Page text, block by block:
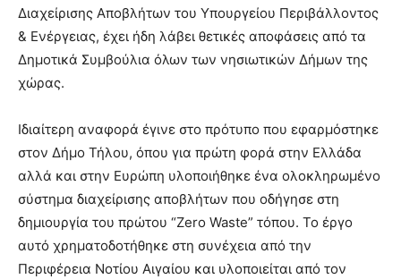
Διαχείρισης Αποβλήτων του Υπουργείου Περιβάλλοντος
& Ενέργειας, έχει ήδη λάβει θετικές αποφάσεις από τα
Δημοτικά Συμβούλια όλων των νησιωτικών Δήμων της
χώρας.
Ιδιαίτερη αναφορά έγινε στο πρότυπο που εφαρμόστηκε
στον Δήμο Τήλου, όπου για πρώτη φορά στην Ελλάδα
αλλά και στην Ευρώπη υλοποιήθηκε ένα ολοκληρωμένο
σύστημα διαχείρισης αποβλήτων που οδήγησε στη
δημιουργία του πρώτου “Zero Waste” τόπου. Το έργο
αυτό χρηματοδοτήθηκε στη συνέχεια από την
Περιφέρεια Νοτίου Αιγαίου και υλοποιείται από τον